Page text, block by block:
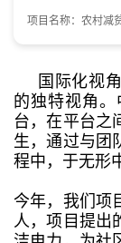
项目名称：农村减
国际化视
的独特视角
台，在平台之
生，通过与团
程中，于无形
今年，我们项
人，项目提出